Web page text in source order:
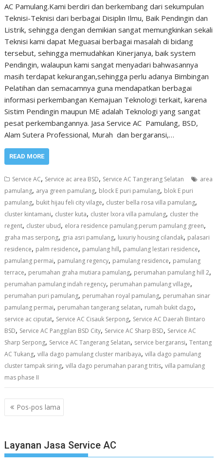
AC Pamulang.Kami berdiri dan berkembang dari sekumpulan
Teknisi-Teknisi dari berbagai Disiplin Ilmu, Baik Pendingin dan
Listrik, sehingga dengan demikian sangat memungkinkan sekali
Teknisi kami dapat Meguasai berbagai masalah di bidang
tersebut, sehingga memudahkan Kinerjanya, baik system
Pendingin, walaupun kami sangat menyadari bahwasannya
masih terdapat kekurangan,sehingga perlu adanya Bimbingan
Pelatihan dan semacamnya guna mendapatkan berbagai
informasi perkembangan Kemajuan Teknologi terkait, karena
Sistim Pendingin maupun ME adalah Teknologi yang sangat
pesat perkembangannya. Jasa Service AC Pamulang, BSD,
Alam Sutera Professional, Murah dan bergaransi,…
READ MORE
Service AC, Service ac area BSD, Service AC Tangerang Selatan
area
pamulang, arya green pamulang, block E puri pamulang, blok E puri
pamulang, bukit hijau feli city vilage, cluster bella rosa villa pamulang,
cluster kintamani, cluster kuta, cluster lxora villa pamulang, cluster the
regent, cluster ubud, elora residence pamulang.perum pamulang green,
graha mas serpong, gria asri pamulang, luxuriy housing cilandak, palasari
residence, palm residence, pamulang hill, pamulang lestari residence,
pamulang permai, pamulang regency, pamulang residence, pamulang
terrace, perumahan graha mutiara pamulang, perumahan pamulang hill 2,
perumahan pamulang indah regency, perumahan pamulang village,
perumahan puri pamulang, perumahan royal pamulang, perumahan sinar
pamulang permai, perumahan tangerang selatan, rumah bukit dago,
service ac ciputat, Service AC Cisauk Serpong, Service AC Daerah Bintaro
BSD, Service AC Panggilan BSD City, Service AC Sharp BSD, Service AC
Sharp Serpong, Service AC Tangerang Selatan, service bergaransi,Tentang
AC Tukang,villa dago pamulang cluster maribaya,villa dago pamulang
cluster tampak siring,villa dago perumahan parang tritis,villa pamulang
mas phase II
Navigasi
pos
Pos-pos lama
Layanan Jasa Service AC